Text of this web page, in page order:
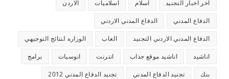
اخر اخبار التجنيد اسلام اسلاميات الاردن
الدفاع المدني الدفاع المدني الاردني
الدفاع المدني الاردني التجنيد العاب الوزاره لنتائج التوجيهي
اناشيد اناشيد موقع جذاب انترنت انوسيات برامج
بنك تجنيد الدفاع المدني تجنيد الدفاع المدني 2012